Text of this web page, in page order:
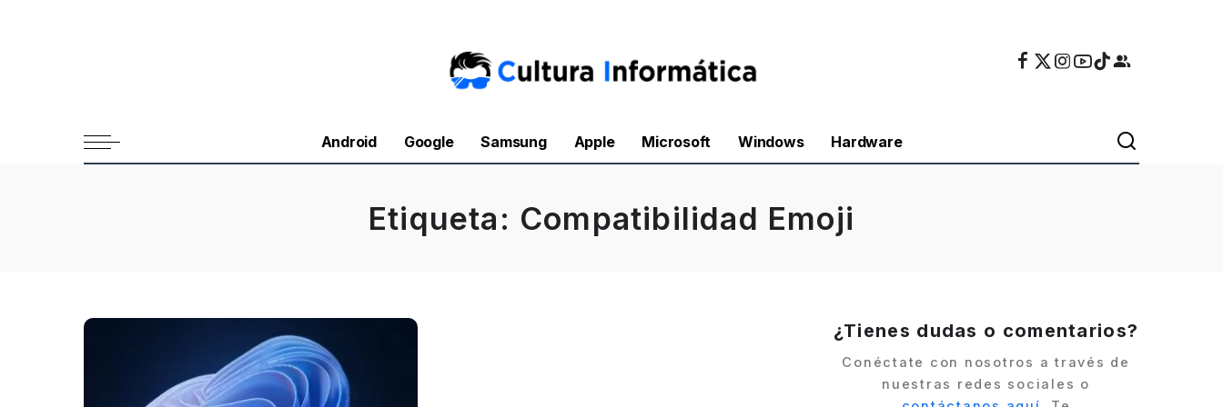
Android Google Samsung Apple Microsoft Windows Hardware
Etiqueta: Compatibilidad Emoji
¿Tienes dudas o comentarios?
Conéctate con nosotros a través de
nuestras redes sociales o